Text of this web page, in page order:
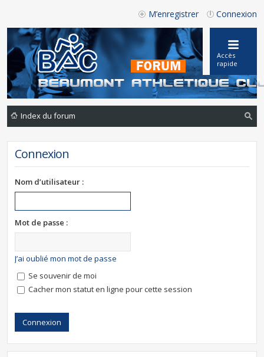
Connexion
M’enregistrer
Accès
rapide
Index du forum
rc
Connexion
Nom d’utilisateur :
Mot de passe :
J’ai oublié mon mot de passe
Se souvenir de moi
Cacher mon statut en ligne pour cette session